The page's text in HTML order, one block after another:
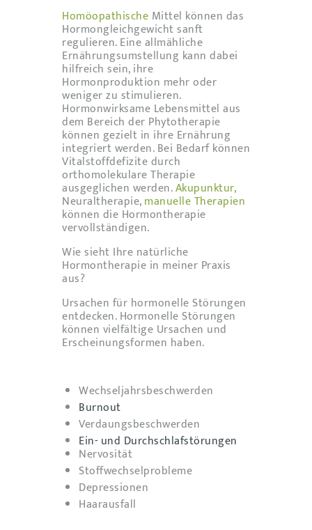
Homöopathische Mittel können das
Hormongleichgewicht sanft
regulieren. Eine allmähliche
Ernährungsumstellung kann dabei
hilfreich sein, ihre
Hormonproduktion mehr oder
weniger zu stimulieren.
Hormonwirksame Lebensmittel aus
dem Bereich der Phytotherapie
können gezielt in ihre Ernährung
integriert werden. Bei Bedarf können
Vitalstoffdefizite durch
orthomolekulare Therapie
ausgeglichen werden.Akupunktur,
Neuraltherapie,manuelle Therapien
können die Hormontherapie
vervollständigen.
Wie sieht Ihre natürliche
Hormontherapie in meiner Praxis
aus?
Ursachen für hormonelle Störungen
entdecken. Hormonelle Störungen
können vielfältige Ursachen und
Erscheinungsformen haben.
Wechseljahrsbeschwerden
Burnout
Verdaungsbeschwerden
Ein- und Durchschlafstörungen
Nervosität
Stoffwechselprobleme
Depressionen
Haarausfall